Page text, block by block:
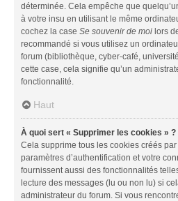
déterminée. Cela empêche que
à votre insu en utilisant le même
cochez la case Se souvenir de moi lors
recommandé si vous utilisez un
forum (bibliothèque, cyber-café,
cette case, cela signifie qu’un
fonctionnalité.
Haut
À quoi sert « Supprimer les cookies » ?
Cela supprime tous les cookies créés
paramètres d’authentification et votre
fournissent aussi des fonctionnalités
lecture des messages (lu ou non lu) si
administrateur du forum. Si vous